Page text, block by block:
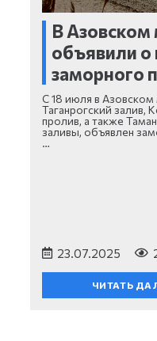
В Азовском
объявили о
заморного
С 18 июля в
Таганрогский залив,
пролив, а также
заливы, объявлен
…
23.07.2025
ЧИТАТЬ